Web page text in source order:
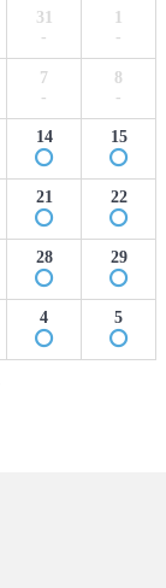
31
-
1
-
7
-
8
-
14 15
21 22
28 29
4 5